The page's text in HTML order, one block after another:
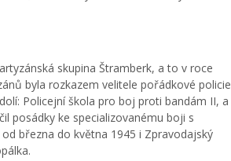
skupina Štramberk, a to v roce
byla rozkazem velitele pořádkové policie
Policejní škola pro boj proti bandám II, a
posádky ke specializovanému boji s
března do května 1945 i Zpravodajský